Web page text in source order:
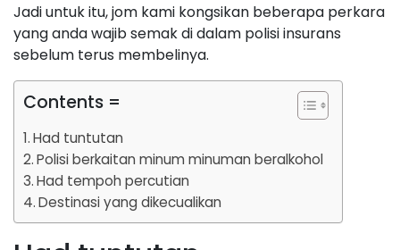
Jadi untuk itu, jom kami kongsikan beberapa perkara
yang anda wajib semak di dalam polisi insurans
sebelum terus membelinya.
Contents =
Had tuntutan
Polisi berkaitan minum minuman beralkohol
Had tempoh percutian
Destinasi yang dikecualikan